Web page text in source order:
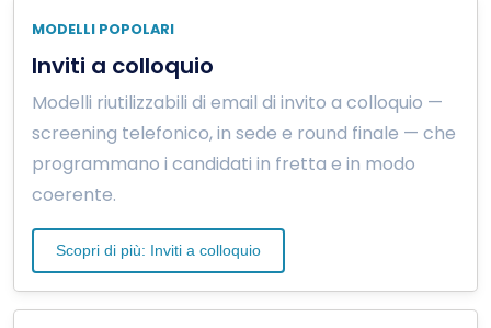
MODELLI POPOLARI
Inviti a colloquio
Modelli riutilizzabili di email di invito a colloquio —
screening telefonico, in sede e round finale — che
programmano i candidati in fretta e in modo
coerente.
Scopri di più: Inviti a colloquio